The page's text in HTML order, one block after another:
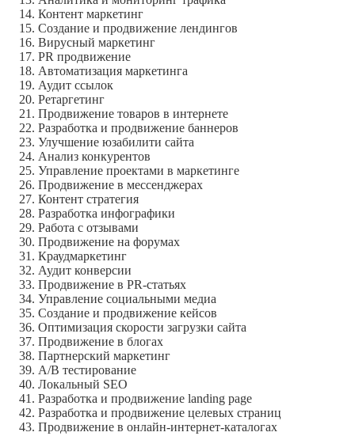
Контент маркетинг
Создание и продвижение лендингов
Вирусный маркетинг
PR продвижение
Автоматизация маркетинга
Аудит ссылок
Ретаргетинг
Продвижение товаров в интернете
Разработка и продвижение баннеров
Улучшение юзабилити сайта
Анализ конкурентов
Управление проектами в маркетинге
Продвижение в мессенджерах
Контент стратегия
Разработка инфографики
Работа с отзывами
Продвижение на форумах
Краудмаркетинг
Аудит конверсии
Продвижение в PR-статьях
Управление социальными медиа
Создание и продвижение кейсов
Оптимизация скорости загрузки сайта
Продвижение в блогах
Партнерский маркетинг
А/В тестирование
Локальный SEO
Разработка и продвижение landing page
Разработка и продвижение целевых страниц
Продвижение в онлайн-интернет-каталогах